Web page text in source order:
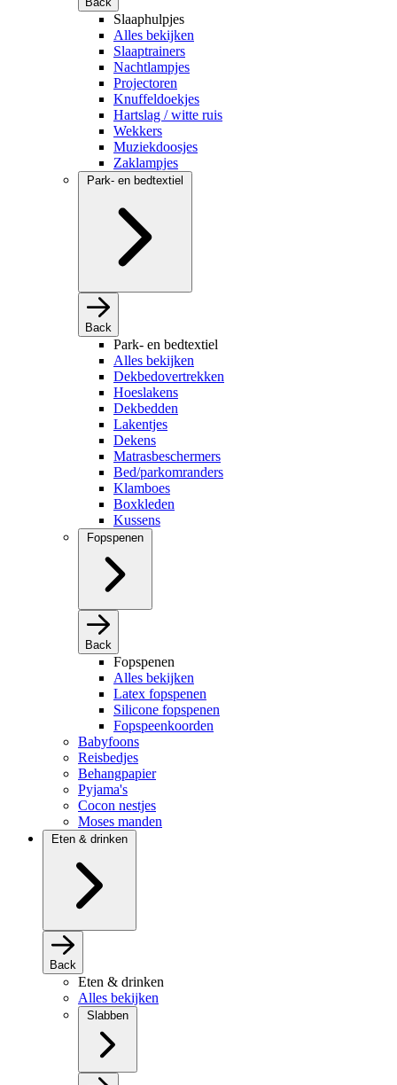
Slaaphulpjes
Alles bekijken
Slaaptrainers
Nachtlampjes
Projectoren
Knuffeldoekjes
Hartslag / witte ruis
Wekkers
Muziekdoosjes
Zaklampjes
Park- en bedtextiel
Back
Park- en bedtextiel
Alles bekijken
Dekbedovertrekken
Hoeslakens
Dekbedden
Lakentjes
Dekens
Matrasbeschermers
Bed/parkomranders
Klamboes
Boxkleden
Kussens
Fopspenen
Back
Fopspenen
Alles bekijken
Latex fopspenen
Silicone fopspenen
Fopspeenkoorden
Babyfoons
Reisbedjes
Behangpapier
Pyjama's
Cocon nestjes
Moses manden
Eten & drinken
Back
Eten & drinken
Alles bekijken
Slabben